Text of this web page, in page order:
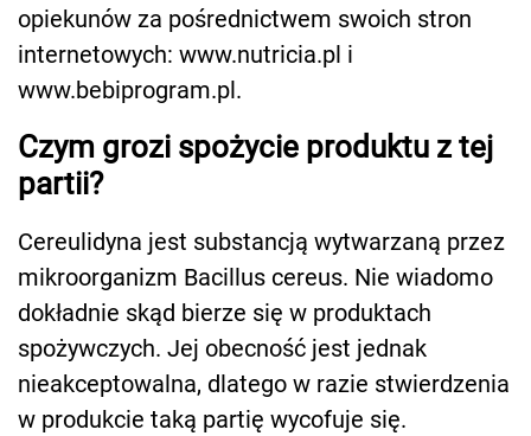
opiekunów za pośrednictwem swoich stron
internetowych: www.nutricia.pl i
www.bebiprogram.pl.
Czym grozi spożycie produktu z tej
partii?
Cereulidyna jest substancją wytwarzaną przez
mikroorganizm Bacillus cereus. Nie wiadomo
dokładnie skąd bierze się w produktach
spożywczych. Jej obecność jest jednak
nieakceptowalna, dlatego w razie stwierdzenia
w produkcie taką partię wycofuje się.